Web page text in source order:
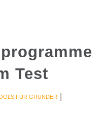
Test
FÜR GRÜNDER|